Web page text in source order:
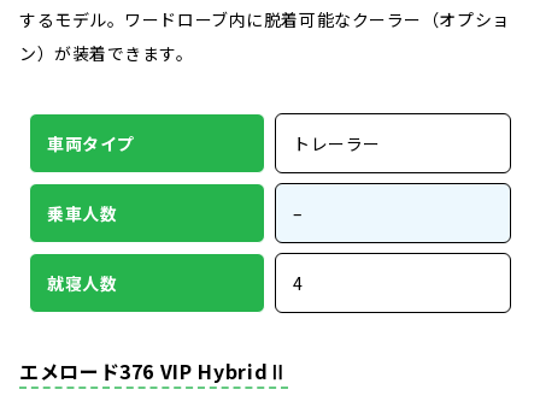
するモデル。ワードローブ内に脱着可能なクーラー（オプショ
ン）が装着できます。
車両タイプ トレーラー
乗車人数 –
就寝人数 4
エメロード376 VIP HybridⅡ